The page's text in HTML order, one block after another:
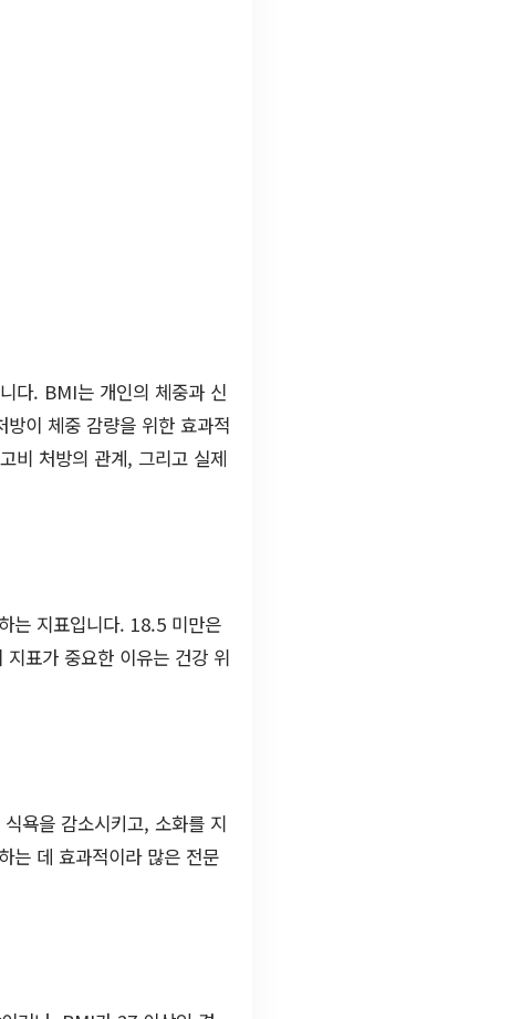
다. BMI는 개인의 체중과 신
이 체중 감량을 위한 효과적
비 처방의 관계, 그리고 실제
는 지표입니다. 18.5 미만은
표가 중요한 이유는 건강 위
욕을 감소시키고, 소화를 지
는 데 효과적이라 많은 전문